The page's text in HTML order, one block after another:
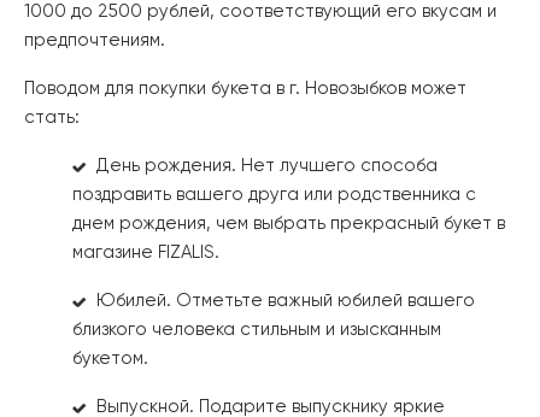
1000 до 2500 рублей, соответствующий его вкусам и
предпочтениям.
Поводом для покупки букета в г. Новозыбков может
стать:
День рождения. Нет лучшего способа
поздравить вашего друга или родственника с
днем рождения, чем выбрать прекрасный букет в
магазине FIZALIS.
Юбилей. Отметьте важный юбилей вашего
близкого человека стильным и изысканным
букетом.
Выпускной. Подарите выпускнику яркие